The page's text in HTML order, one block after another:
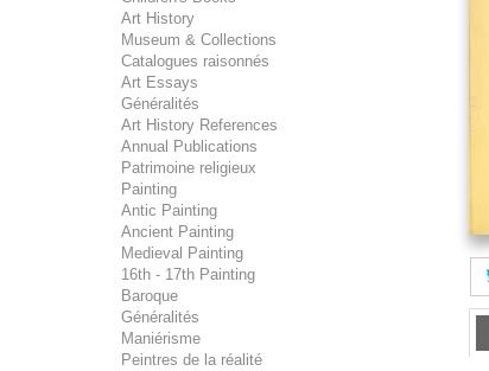
Art History
Museum & Collections
Catalogues raisonnés
Art Essays
Généralités
Art History References
Annual Publications
Patrimoine religieux
Painting
Antic Painting
Ancient Painting
Medieval Painting
16th - 17th Painting
Baroque
Généralités
Maniérisme
Peintres de la réalité